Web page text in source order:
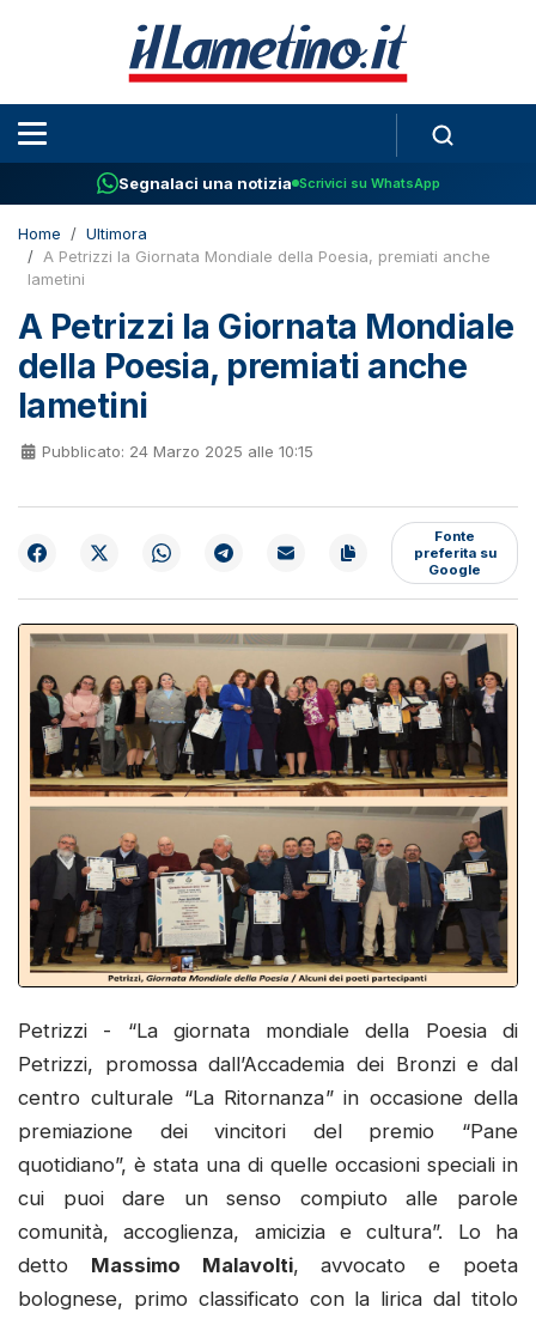
Segnalaci una notizia Scrivici su WhatsApp
Home
Ultimora
A Petrizzi la Giornata Mondiale della Poesia, premiati anche
lametini
A Petrizzi la Giornata Mondiale
della Poesia, premiati anche
lametini
Pubblicato: 24 Marzo 2025 alle 10:15
Fonte
preferita su
Google
Petrizzi - “La giornata mondiale della Poesia di
Petrizzi, promossa dall’Accademia dei Bronzi e dal
centro culturale “La Ritornanza” in occasione della
premiazione dei vincitori del premio “Pane
quotidiano”, è stata una di quelle occasioni speciali in
cui puoi dare un senso compiuto alle parole
comunità, accoglienza, amicizia e cultura”. Lo ha
detto Massimo Malavolti, avvocato e poeta
bolognese, primo classificato con la lirica dal titolo